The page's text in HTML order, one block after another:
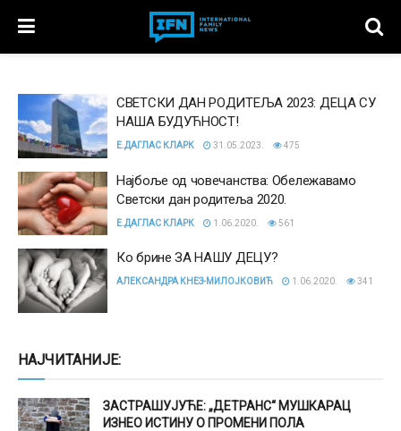
СВЕТСКИ ДАН РОДИТЕЉА 2023: ДЕЦА СУ
НАША БУДУЋНОСТ!
Е.ДАГЛАС КЛАРК 31.05.2023. 475
Најбоље од човечанства: Обележавамо
Светски дан родитеља 2020.
Е.ДАГЛАС КЛАРК 1.06.2020. 561
Ко брине ЗА НАШУ ДЕЦУ?
АЛЕКСАНДРА КНЕЗ-МИЛОЈКОВИЋ 1.06.2020. 341
НАЈЧИТАНИЈЕ:
ЗАСТРАШУЈУЋЕ: „ДЕТРАНС“ МУШКАРАЦ
ИЗНЕО ИСТИНУ О ПРОМЕНИ ПОЛА